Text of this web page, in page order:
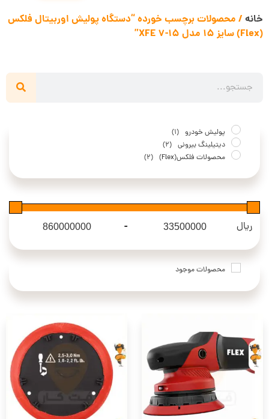
خانه / محصولات برچسب خورده “دستگاه پولیش اوربیتال فلکس
(Flex) سایز 15 مدل XFE 7-15”
پولیش خودرو (1)
دیتیلینگ بیرونی (2)
محصولات فلکس(Flex)
(2)
ریال Minimum Price
-
Maximum Price
محصولات موجود